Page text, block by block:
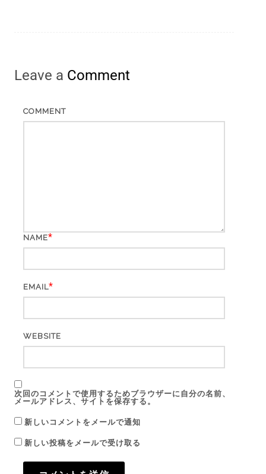
Leave a Comment
COMMENT
NAME*
EMAIL*
WEBSITE
次回のコメントで使用するためブラウザーに自分の名前、
メールアドレス、サイトを保存する。
新しいコメントをメールで通知
新しい投稿をメールで受け取る